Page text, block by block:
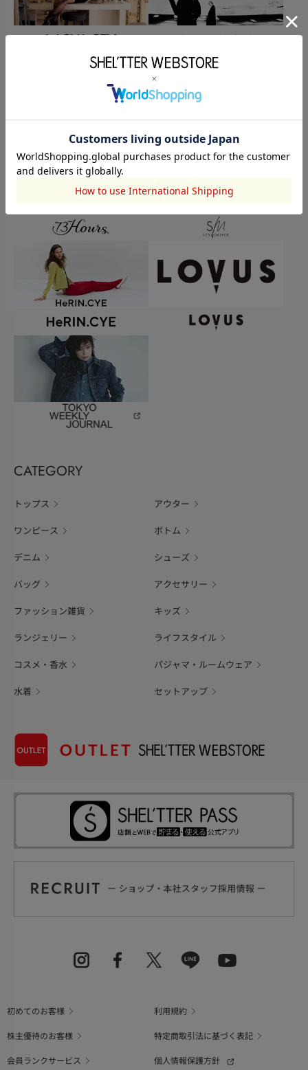
CATEGORY
トップス アウター
ワンピース ボトム
デニム シューズ
バッグ アクセサリー
ファッション雑貨 キッズ
ランジェリー ライフスタイル
コスメ・香水 パジャマ・ルームウェア
水着 セットアップ
初めてのお客様
利用規約
株主優待のお客様
特定商取引法に基づく表記
会員ランクサービス
個人情報保護方針